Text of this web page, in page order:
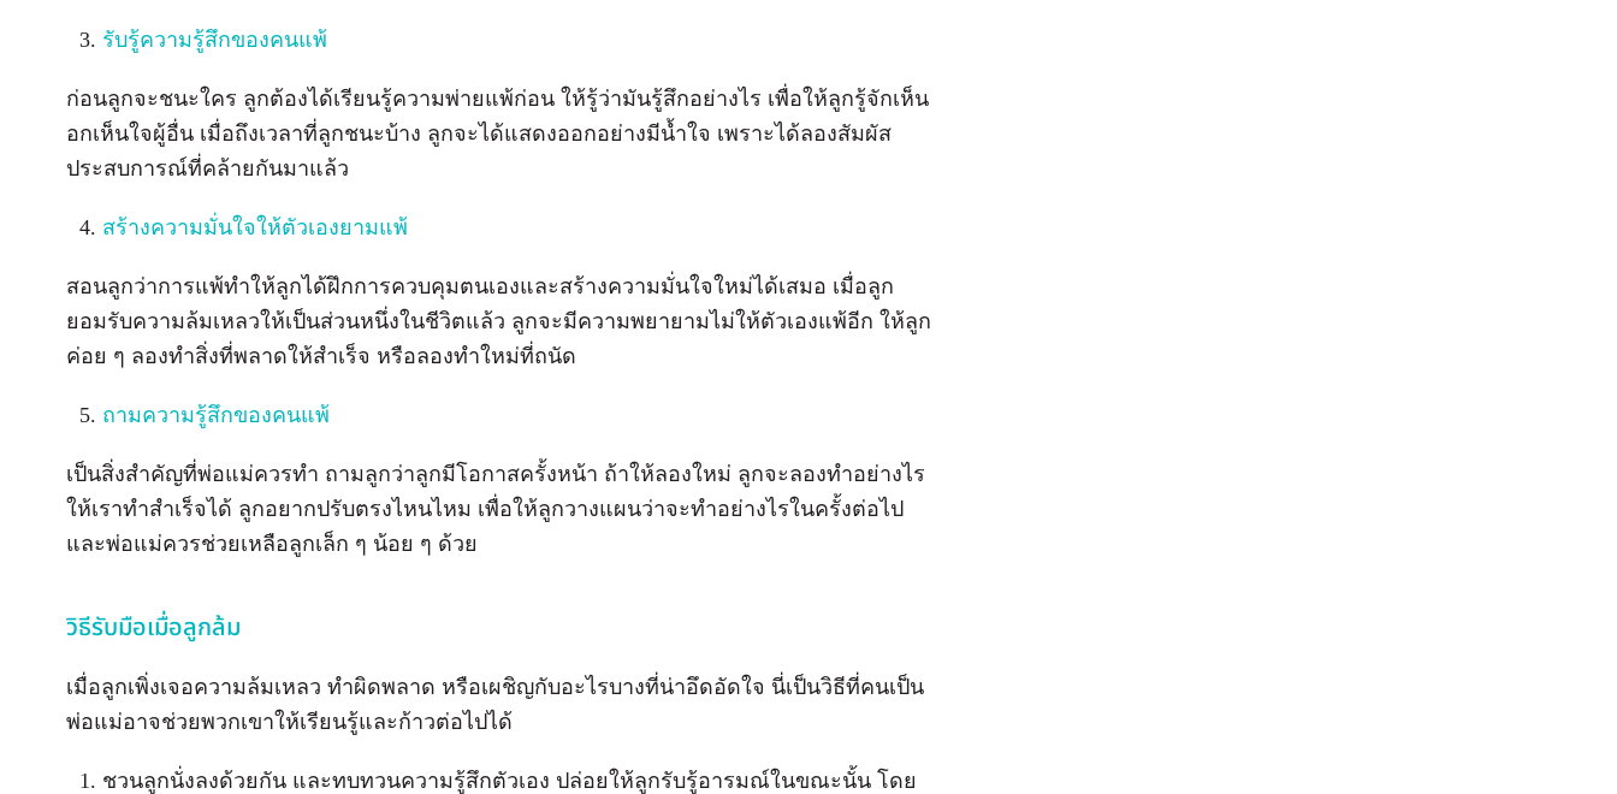
รับรู้ความรู้สึกของคนแพ้
ก่อนลูกจะชนะใคร ลูกต้องได้เรียนรู้ความพ่ายแพ้ก่อน ให้รู้ว่ามันรู้สึกอย่างไร เพื่อให้ลูกรู้จักเห็น
อกเห็นใจผู้อื่น เมื่อถึงเวลาที่ลูกชนะบ้าง ลูกจะได้แสดงออกอย่างมีน้ำใจ เพราะได้ลองสัมผัส
ประสบการณ์ที่คล้ายกันมาแล้ว
สร้างความมั่นใจให้ตัวเองยามแพ้
สอนลูกว่าการแพ้ทำให้ลูกได้ฝึกการควบคุมตนเองและสร้างความมั่นใจใหม่ได้เสมอ เมื่อลูก
ยอมรับความล้มเหลวให้เป็นส่วนหนึ่งในชีวิตแล้ว ลูกจะมีความพยายามไม่ให้ตัวเองแพ้อีก ให้ลูก
ค่อย ๆ ลองทำสิ่งที่พลาดให้สำเร็จ หรือลองทำใหม่ที่ถนัด
ถามความรู้สึกของคนแพ้
เป็นสิ่งสำคัญที่พ่อแม่ควรทำ ถามลูกว่าลูกมีโอกาสครั้งหน้า ถ้าให้ลองใหม่ ลูกจะลองทำอย่างไร
ให้เราทำสำเร็จได้ ลูกอยากปรับตรงไหนไหม เพื่อให้ลูกวางแผนว่าจะทำอย่างไรในครั้งต่อไป
และพ่อแม่ควรช่วยเหลือลูกเล็ก ๆ น้อย ๆ ด้วย
วิธีรับมือเมื่อลูกล้ม
เมื่อลูกเพิ่งเจอความล้มเหลว ทำผิดพลาด หรือเผชิญกับอะไรบางที่น่าอึดอัดใจ นี่เป็นวิธีที่คนเป็น
พ่อแม่อาจช่วยพวกเขาให้เรียนรู้และก้าวต่อไปได้
ชวนลูกนั่งลงด้วยกัน และทบทวนความรู้สึกตัวเอง ปล่อยให้ลูกรับรู้อารมณ์ในขณะนั้น โดย